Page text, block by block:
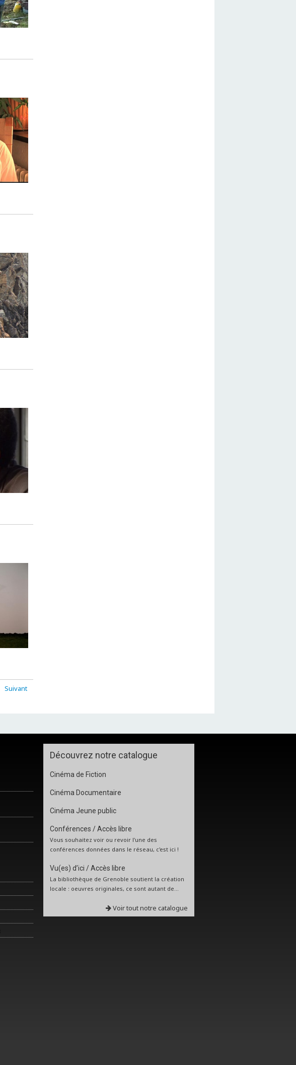
Suivant
Découvrez notre catalogue
Cinéma de Fiction
Cinéma Documentaire
Cinéma Jeune public
Conférences / Accès libre
Vous souhaitez voir ou revoir l'une des
conférences données dans le réseau, c'est ici !
Vu(es) d’ici / Accès libre
La bibliothèque de Grenoble soutient la création
locale : oeuvres originales, ce sont autant de...
Voir tout notre catalogue